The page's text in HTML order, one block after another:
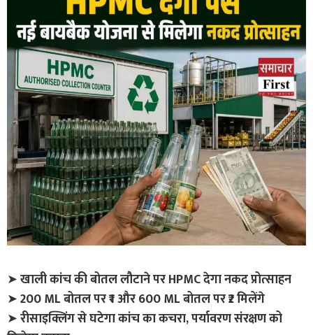
➤खाली कांच की बोतल लौटाने पर HPMC देगा नकद प्रोत्साहन
➤200 ML बोतल पर ₹1 और 600 ML बोतल पर ₹2 मिलेंगे
➤रीसाइक्लिंग से घटेगा कांच का कचरा, पर्यावरण संरक्षण को